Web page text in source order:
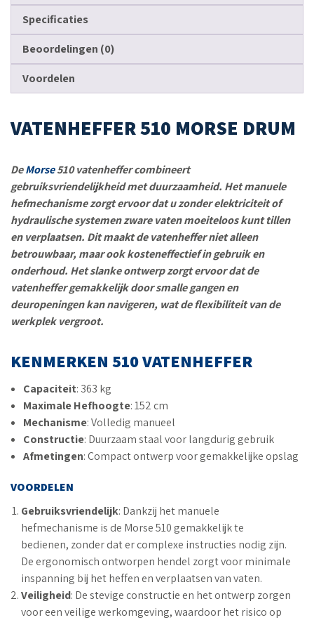
Specificaties
Beoordelingen (0)
Voordelen
VATENHEFFER 510 MORSE DRUM
DeMorse510 vatenheffer combineert
gebruiksvriendelijkheid met duurzaamheid. Het manuele
hefmechanisme zorgt ervoor dat u zonder elektriciteit of
hydraulische systemen zware vaten moeiteloos kunt tillen
en verplaatsen. Dit maakt de vatenheffer niet alleen
betrouwbaar, maar ook kosteneffectief in gebruik en
onderhoud. Het slanke ontwerp zorgt ervoor dat de
vatenheffer gemakkelijk door smalle gangen en
deuropeningen kan navigeren, wat de flexibiliteit van de
werkplek vergroot.
KENMERKEN 510 VATENHEFFER
Capaciteit: 363 kg
Maximale Hefhoogte: 152 cm
Mechanisme: Volledig manueel
Constructie: Duurzaam staal voor langdurig gebruik
Afmetingen: Compact ontwerp voor gemakkelijke opslag
VOORDELEN
Gebruiksvriendelijk: Dankzij het manuele
hefmechanisme is de Morse 510 gemakkelijk te
bedienen, zonder dat er complexe instructies nodig zijn.
De ergonomisch ontworpen hendel zorgt voor minimale
inspanning bij het heffen en verplaatsen van vaten.
Veiligheid: De stevige constructie en het ontwerp zorgen
voor een veilige werkomgeving, waardoor het risico op